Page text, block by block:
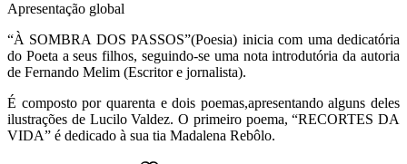
Apresentação global
“À SOMBRA DOS PASSOS”(Poesia) inicia com uma dedicatória
do Poeta a seus filhos, seguindo-se uma nota introdutória da autoria
de Fernando Melim (Escritor e jornalista).
É composto por quarenta e dois poemas,apresentando alguns deles
ilustrações de Lucilo Valdez. O primeiro poema, “RECORTES DA
VIDA” é dedicado à sua tia Madalena Rebôlo.